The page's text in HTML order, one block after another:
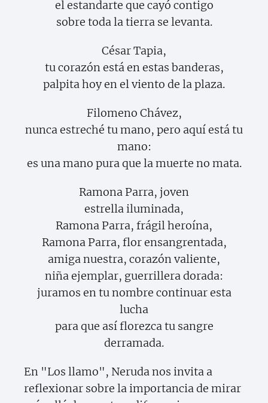
el estandarte que cayó contigo
sobre toda la tierra se levanta.
César Tapia,
tu corazón está en estas banderas,
palpita hoy en el viento de la plaza.
Filomeno Chávez,
nunca estreché tu mano, pero aquí está tu
mano:
es una mano pura que la muerte no mata.
Ramona Parra, joven
estrella iluminada,
Ramona Parra, frágil heroína,
Ramona Parra, flor ensangrentada,
amiga nuestra, corazón valiente,
niña ejemplar, guerrillera dorada:
juramos en tu nombre continuar esta
lucha
para que así florezca tu sangre
derramada.
En "Los llamo", Neruda nos invita a
reflexionar sobre la importancia de mirar